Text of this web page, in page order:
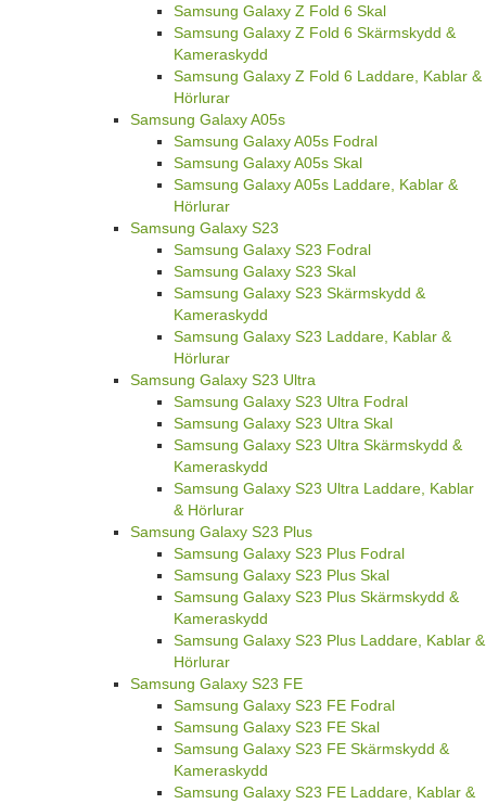
Samsung Galaxy Z Fold 6 Skal
Samsung Galaxy Z Fold 6 Skärmskydd &
Kameraskydd
Samsung Galaxy Z Fold 6 Laddare, Kablar &
Hörlurar
Samsung Galaxy A05s
Samsung Galaxy A05s Fodral
Samsung Galaxy A05s Skal
Samsung Galaxy A05s Laddare, Kablar &
Hörlurar
Samsung Galaxy S23
Samsung Galaxy S23 Fodral
Samsung Galaxy S23 Skal
Samsung Galaxy S23 Skärmskydd &
Kameraskydd
Samsung Galaxy S23 Laddare, Kablar &
Hörlurar
Samsung Galaxy S23 Ultra
Samsung Galaxy S23 Ultra Fodral
Samsung Galaxy S23 Ultra Skal
Samsung Galaxy S23 Ultra Skärmskydd &
Kameraskydd
Samsung Galaxy S23 Ultra Laddare, Kablar
& Hörlurar
Samsung Galaxy S23 Plus
Samsung Galaxy S23 Plus Fodral
Samsung Galaxy S23 Plus Skal
Samsung Galaxy S23 Plus Skärmskydd &
Kameraskydd
Samsung Galaxy S23 Plus Laddare, Kablar &
Hörlurar
Samsung Galaxy S23 FE
Samsung Galaxy S23 FE Fodral
Samsung Galaxy S23 FE Skal
Samsung Galaxy S23 FE Skärmskydd &
Kameraskydd
Samsung Galaxy S23 FE Laddare, Kablar &